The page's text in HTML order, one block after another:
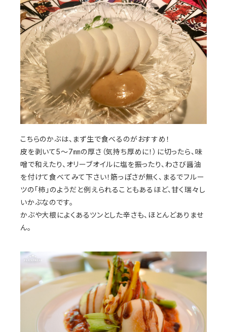
こちらのかぶは、まず生で食べるのがおすすめ！
皮を剥いて5～7㎜の厚さ（気持ち厚めに！）に切ったら、味
噌で和えたり、オリーブオイルに塩を振ったり、わさび醤油
を付けて食べてみて下さい！筋っぽさが無く、まるでフルー
ツの「柿」のようだと例えられることもあるほど、甘く瑞々し
いかぶなのです。
かぶや大根によくあるツンとした辛さも、ほとんどありませ
ん。